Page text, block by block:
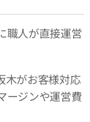
職人が直接運営
木がお客様対応
ージンや運営費